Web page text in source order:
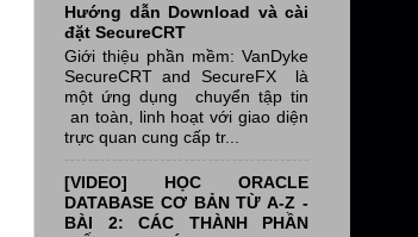
Hướng dẫn Download và cài
đặt SecureCRT
Giới thiệu phần mềm: VanDyke
SecureCRT and SecureFX là
một ứng dụng chuyển tập tin
an toàn, linh hoạt với giao diện
trực quan cung cấp tr...
[VIDEO] HỌC ORACLE
DATABASE CƠ BẢN TỪ A-Z -
BÀI 2: CÁC THÀNH PHẦN